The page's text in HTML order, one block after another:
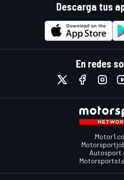
Descarga tus
En redes